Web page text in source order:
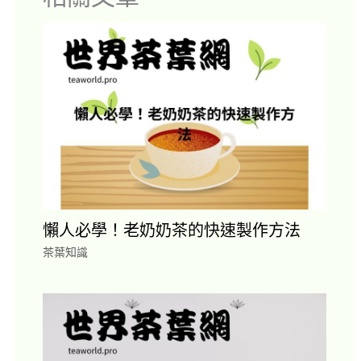
懶人必學！老奶奶茶的快速製作方法
茶葉知識